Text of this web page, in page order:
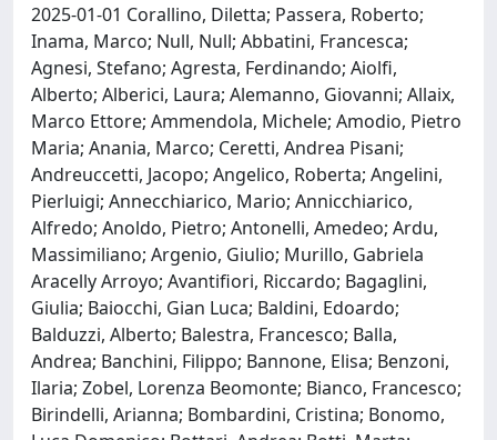
2025-01-01 Corallino, Diletta; Passera, Roberto;
Inama, Marco; Null, Null; Abbatini, Francesca;
Agnesi, Stefano; Agresta, Ferdinando; Aiolfi,
Alberto; Alberici, Laura; Alemanno, Giovanni; Allaix,
Marco Ettore; Ammendola, Michele; Amodio, Pietro
Maria; Anania, Marco; Ceretti, Andrea Pisani;
Andreuccetti, Jacopo; Angelico, Roberta; Angelini,
Pierluigi; Annecchiarico, Mario; Annicchiarico,
Alfredo; Anoldo, Pietro; Antonelli, Amedeo; Ardu,
Massimiliano; Argenio, Giulio; Murillo, Gabriela
Aracelly Arroyo; Avantifiori, Riccardo; Bagaglini,
Giulia; Baiocchi, Gian Luca; Baldini, Edoardo;
Balduzzi, Alberto; Balestra, Francesco; Balla,
Andrea; Banchini, Filippo; Bannone, Elisa; Benzoni,
Ilaria; Zobel, Lorenza Beomonte; Bianco, Francesco;
Birindelli, Arianna; Bombardini, Cristina; Bonomo,